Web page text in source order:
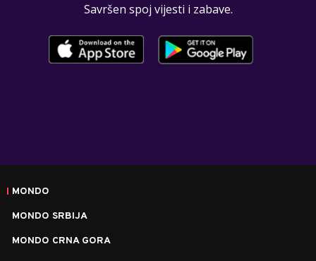
Savršen spoj vijesti i zabave.
MONDO
MONDO SRBIJA
MONDO CRNA GORA